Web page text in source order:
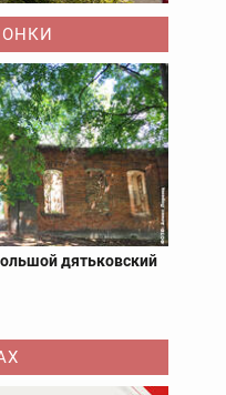
дятьковский